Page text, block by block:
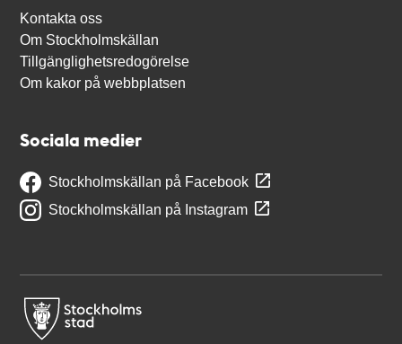
Kontakta oss
Om Stockholmskällan
Tillgänglighetsredogörelse
Om kakor på webbplatsen
Sociala medier
Stockholmskällan på Facebook
Stockholmskällan på Instagram